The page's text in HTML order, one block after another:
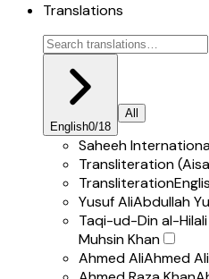
Translations
English0/18
All
Saheeh
Transliteration
Transliteration
Yusuf AliAbdullah
Taqi-ud-Din al-
Muhsin Khan
Ahmed AliAhmed Ali